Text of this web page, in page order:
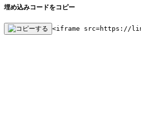
埋め込みコードをコピー
<iframe src=https://